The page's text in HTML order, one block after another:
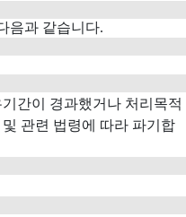
음과 같습니다.
간이 경과했거나 처리목적
관련 법령에 따라 파기합